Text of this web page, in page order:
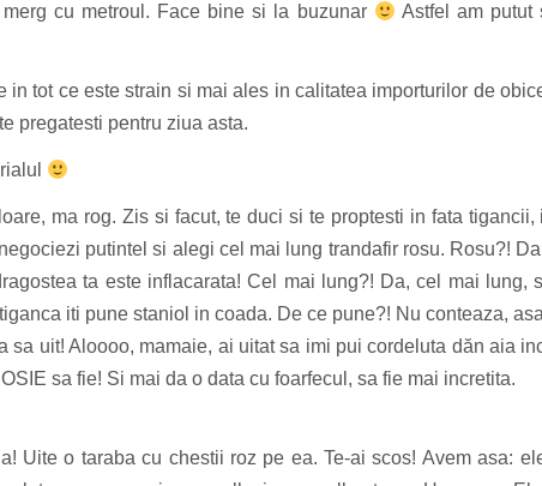
cu metroul. Face bine si la buzunar
Astfel am putut
in tot ce estestrain si mai ales in calitatea importurilor de
pregatesti pentru ziua asta.
ma rog. Zis si facut, te duci si te proptesti in fata tigancii,
putintel si alegi cel mai lung trandafir rosu. Rosu?!
ta este inflacarata! Cel mai lung?! Da, cel mai lung,
iti pune staniol in coada. De ce pune?! Nu conteaza,
sa uit! Aloooo, mamaie, ai uitat sa imi pui cordeluta dăn aia
sa fie! Si mai da o data cu foarfecul, sa fie mai incretita.
Uite o taraba cu chestii roz pe ea. Te-ai scos! Avem asa: